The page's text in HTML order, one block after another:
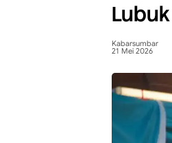
Kabarsumbar
21 Mei 2026